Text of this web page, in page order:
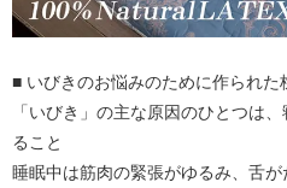
■ いびきのお悩みのために作られた
「いびき」の主な原因のひとつは
ること
睡眠中は筋肉の緊張がゆるみ、舌